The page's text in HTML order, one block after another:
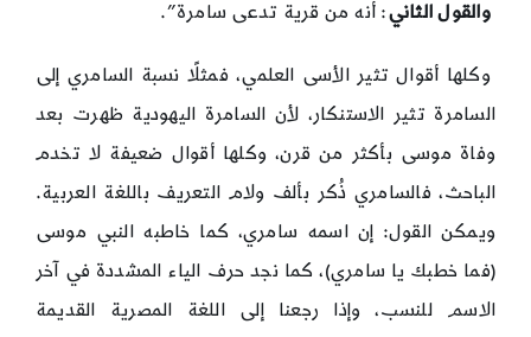
والقول الثاني: أنه من قرية تدعى سامرة”.
وكلها أقوال تثير الأسى العلمي، فمثلًا نسبة السامري إلى
السامرة تثير الاستنكار، لأن السامرة اليهودية ظهرت بعد
وفاة موسى بأكثر من قرن، وكلها أقوال ضعيفة لا تخدم
الباحث، فالسامري ذُكر بألف ولام التعريف باللغة العربية.
ويمكن القول: إن اسمه سامري، كما خاطبه النبي موسى
(فما خطبك يا سامري)، كما نجد حرف الياء المشددة في آخر
الاسم للنسب، وإذا رجعنا إلى اللغة المصرية القديمة